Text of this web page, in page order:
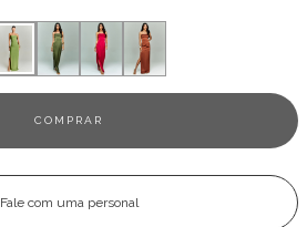
Fale com uma personal